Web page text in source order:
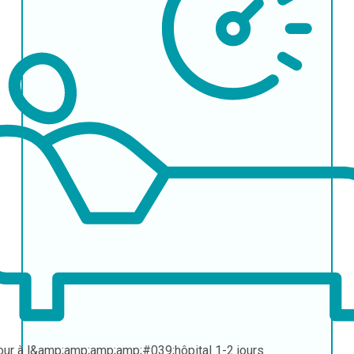
à l&amp;amp;amp;amp;#039;hôpital 1-2 jours